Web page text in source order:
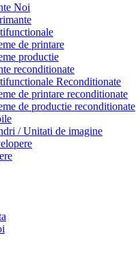
Noi
de printare
productie
reconditionate
Reconditionate
de printare reconditionate
de productie reconditionate
/ Unitati de imagine